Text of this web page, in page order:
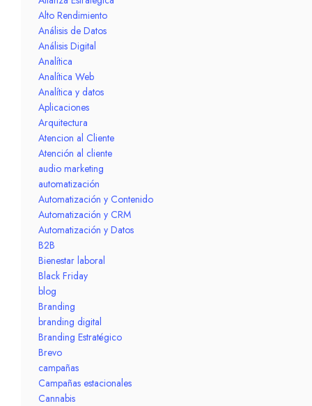
Alto Rendimiento
Análisis de Datos
Análisis Digital
Analítica
Analítica Web
Analítica y datos
Aplicaciones
Arquitectura
Atencion al Cliente
Atención al cliente
audio marketing
automatización
Automatización y Contenido
Automatización y CRM
Automatización y Datos
B2B
Bienestar laboral
Black Friday
blog
Branding
branding digital
Branding Estratégico
Brevo
campañas
Campañas estacionales
Cannabis